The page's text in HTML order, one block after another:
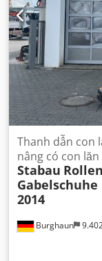
Burghaun
Thanh dẫn con
nâng có con
Stabau
2014